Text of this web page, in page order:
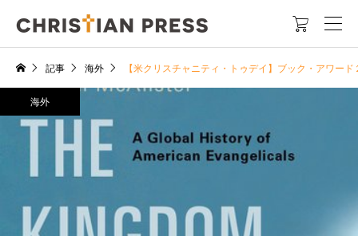

記事 海外 【米クリスチャニティ・トゥデイ】ブック・アワー
海外